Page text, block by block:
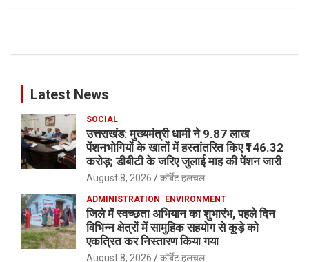
Latest News
SOCIAL
उत्तराखंड: मुख्यमंत्री धामी ने 9.87 लाख
पेंशनभोगियों के खातों में हस्तांतरित किए ₹146.32
करोड़; डीबीटी के जरिए जुलाई माह की पेंशन जारी
August 8, 2026 कॉर्बेट हलचल
ADMINISTRATION ENVIRONMENT
जिले में स्वच्छता अभियान का शुभारंभ, पहले दिन
विभिन्न क्षेत्रों में सामुहिक सहयोग से कूड़े को
एकत्रित कर निस्तारण किया गया
August 8, 2026 कॉर्बेट हलचल